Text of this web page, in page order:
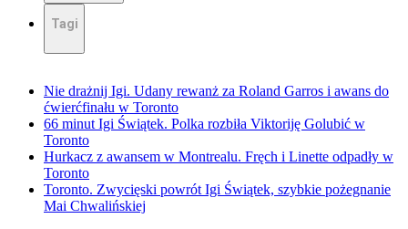
Tagi
Nie drażnij Igi. Udany rewanż za Roland Garros i awans do
ćwierćfinału w Toronto
66 minut Igi Świątek. Polka rozbiła Viktoriję Golubić w
Toronto
Hurkacz z awansem w Montrealu. Fręch i Linette odpadły w
Toronto
Toronto. Zwycięski powrót Igi Świątek, szybkie pożegnanie
Mai Chwalińskiej